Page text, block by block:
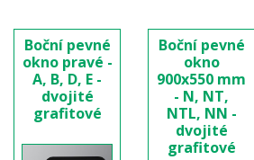
Boční pevné
okno pravé -
A, B, D, E -
dvojité
grafitové
Boční pevné
okno
900x550 mm
- N, NT,
NTL, NN -
dvojité
grafitové